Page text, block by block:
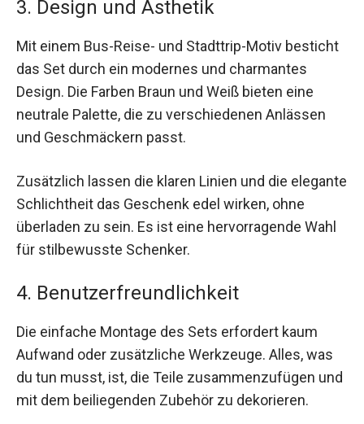
3. Design und Ästhetik
Mit einem Bus-Reise- und Stadttrip-Motiv besticht
das Set durch ein modernes und charmantes
Design. Die Farben Braun und Weiß bieten eine
neutrale Palette, die zu verschiedenen Anlässen
und Geschmäckern passt.
Zusätzlich lassen die klaren Linien und die elegante
Schlichtheit das Geschenk edel wirken, ohne
überladen zu sein. Es ist eine hervorragende Wahl
für stilbewusste Schenker.
4. Benutzerfreundlichkeit
Die einfache Montage des Sets erfordert kaum
Aufwand oder zusätzliche Werkzeuge. Alles, was
du tun musst, ist, die Teile zusammenzufügen und
mit dem beiliegenden Zubehör zu dekorieren.